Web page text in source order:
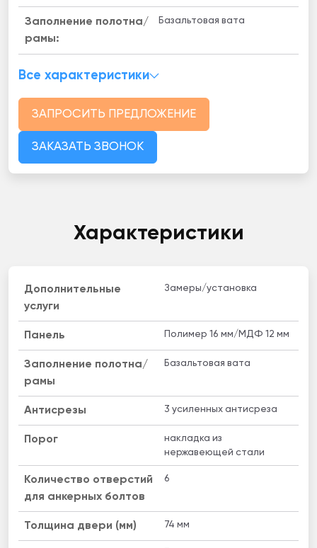
Заполнение полотна/
рамы:
Базальтовая вата
Все характеристики
ЗАПРОСИТЬ ПРЕДЛОЖЕНИЕ
ЗАКАЗАТЬ ЗВОНОК
Характеристики
Дополнительные
услуги
Замеры/установка
Панель Полимер 16 мм/МДФ 12 мм
Заполнение полотна/
рамы
Базальтовая вата
Антисрезы 3 усиленных антисреза
Порог
накладка из
нержавеющей стали
Количество отверстий
для анкерных болтов
6
Толщина двери (мм) 74 мм